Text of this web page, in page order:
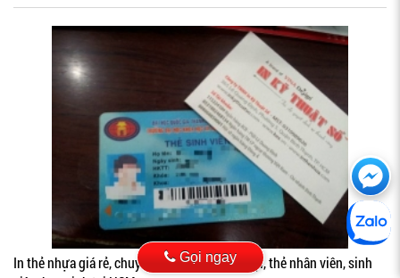
In thẻ nhựa giá rẻ, chuyên nhận in thẻ các loại, thẻ nhân viên, sinh
Gọi ngay
với